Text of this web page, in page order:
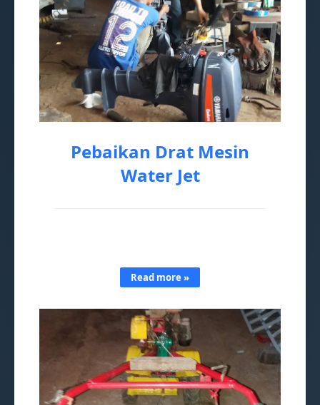
Pebaikan Drat Mesin
Water Jet
Read more »